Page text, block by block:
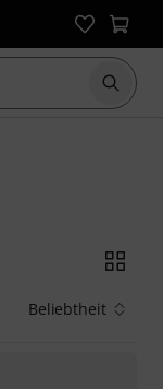
Suche
Beliebtheit